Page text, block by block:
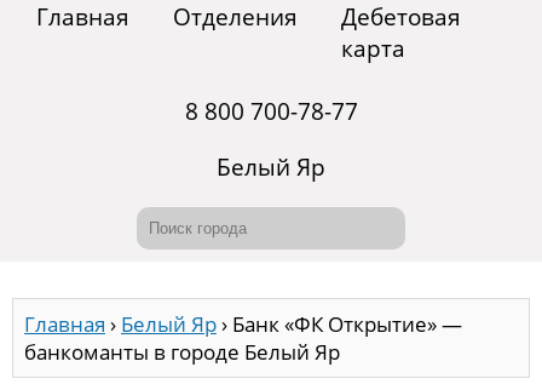
Главная Отделения
Дебетовая
карта
8 800 700-78-77
Белый Яр
Главная › Белый Яр› Банк «ФК Открытие» —
банкоманты в городе Белый Яр